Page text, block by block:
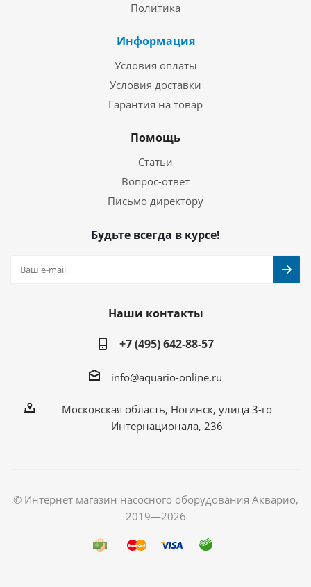
Политика
Информация
Условия оплаты
Условия доставки
Гарантия на товар
Помощь
Статьи
Вопрос-ответ
Письмо директору
Будьте всегда в курсе!
Наши контакты
+7 (495) 642-88-57
info@aquario-online.ru
Московская область, Ногинск, улица 3-го
Интернационала, 236
© Интернет магазин насосного оборудования Акварио,
2019—2026